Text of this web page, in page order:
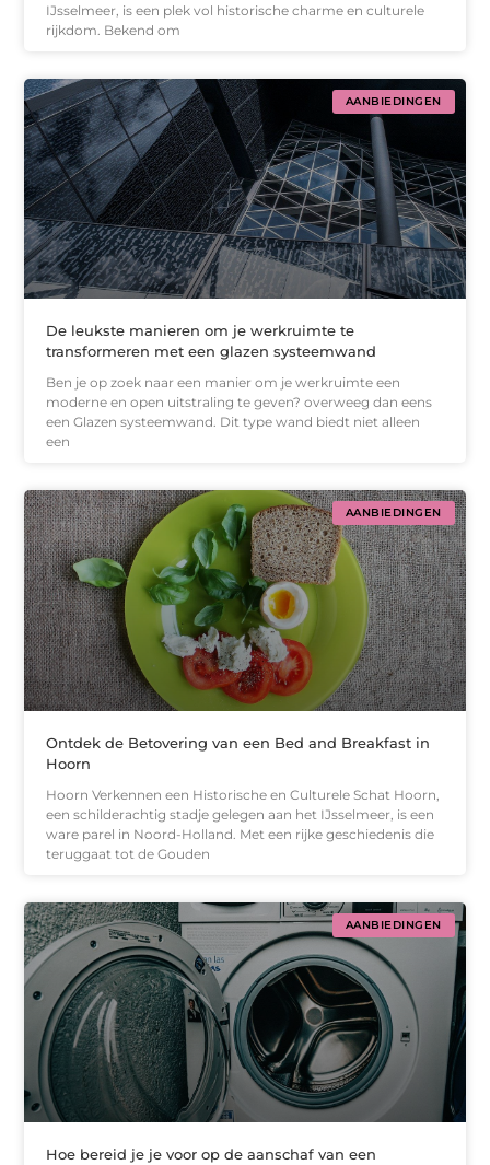
IJsselmeer, is een plek vol historische charme en culturele
rijkdom. Bekend om
AANBIEDINGEN
De leukste manieren om je werkruimte te
transformeren met een glazen systeemwand
Ben je op zoek naar een manier om je werkruimte een
moderne en open uitstraling te geven? overweeg dan eens
een Glazen systeemwand. Dit type wand biedt niet alleen
een
AANBIEDINGEN
Ontdek de Betovering van een Bed and Breakfast in
Hoorn
Hoorn Verkennen een Historische en Culturele Schat Hoorn,
een schilderachtig stadje gelegen aan het IJsselmeer, is een
ware parel in Noord-Holland. Met een rijke geschiedenis die
teruggaat tot de Gouden
AANBIEDINGEN
Hoe bereid je je voor op de aanschaf van een